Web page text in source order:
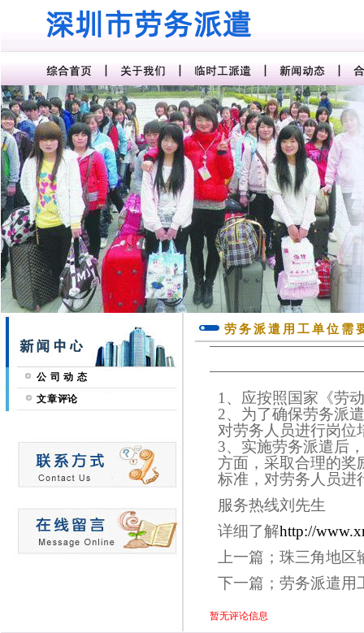
公 司 动 态
文章评论
劳务派遣用工单位需
1、应按照国家《劳
2、为了确保劳务派
对劳务人员进行岗位
3、实施劳务派遣后
方面，采取合理的奖
标准，对劳务人员进
服务热线刘先生
详细了解http://
上一篇； 珠三角地区
下一篇；劳务派遣用
暂无评论信息